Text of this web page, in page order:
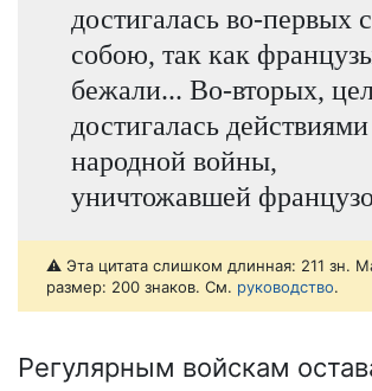
достигалась во-первых
собою, так как
бежали... Во-вторых,
достигалась действиями
народной войны,
уничтожавшей
⚠️ Эта цитата слишком длинная: 211 зн.
размер: 200 знаков. См. руководство.
Регулярным войскам